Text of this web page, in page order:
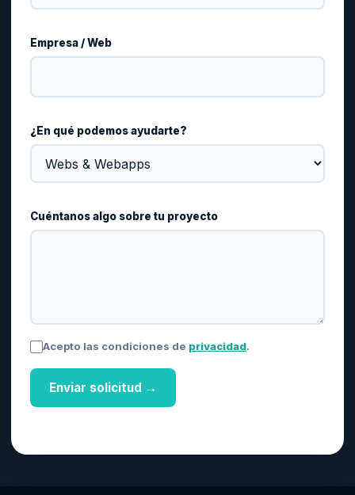
Empresa / Web
¿En qué podemos ayudarte?
Cuéntanos algo sobre tu proyecto
Acepto las condiciones de privacidad.
Enviar solicitud →